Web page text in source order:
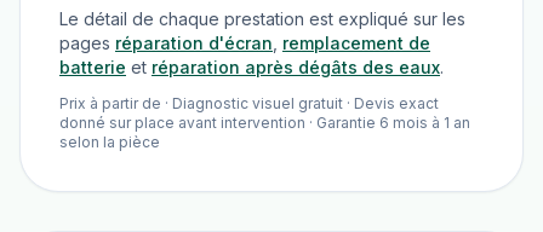
Le détail de chaque prestation est expliqué sur les
pages réparation d'écran remplacement de
batterie et réparation après dégâts des eaux.
Prix à partir de · Diagnostic visuel gratuit · Devis exact
donné sur place avant intervention · Garantie 6 mois à 1 an
selon la pièce